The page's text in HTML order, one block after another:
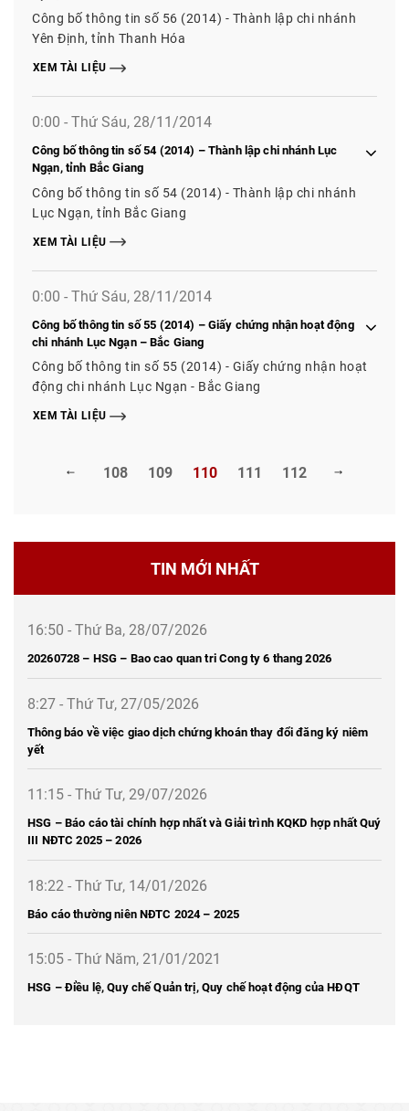
Công bố thông tin số 56 (2014) - Thành lập chi nhánh
Yên Định, tỉnh Thanh Hóa
XEM TÀI LIỆU
0:00 - Thứ Sáu, 28/11/2014
Công bố thông tin số 54 (2014) – Thành lập chi nhánh Lục
Ngạn, tỉnh Bắc Giang
Công bố thông tin số 54 (2014) - Thành lập chi nhánh
Lục Ngạn, tỉnh Bắc Giang
XEM TÀI LIỆU
0:00 - Thứ Sáu, 28/11/2014
Công bố thông tin số 55 (2014) – Giấy chứng nhận hoạt động
chi nhánh Lục Ngạn – Bắc Giang
Công bố thông tin số 55 (2014) - Giấy chứng nhận hoạt
động chi nhánh Lục Ngạn - Bắc Giang
XEM TÀI LIỆU
108 109 110 111 112
TIN MỚI NHẤT
16:50 - Thứ Ba, 28/07/2026
20260728 – HSG – Bao cao quan tri Cong ty 6 thang 2026
8:27 - Thứ Tư, 27/05/2026
Thông báo về việc giao dịch chứng khoán thay đổi đăng ký niêm
yết
11:15 - Thứ Tư, 29/07/2026
HSG – Báo cáo tài chính hợp nhất và Giải trình KQKD hợp nhất Quý
III NĐTC 2025 – 2026
18:22 - Thứ Tư, 14/01/2026
Báo cáo thường niên NĐTC 2024 – 2025
15:05 - Thứ Năm, 21/01/2021
HSG – Điều lệ, Quy chế Quản trị, Quy chế hoạt động của HĐQT